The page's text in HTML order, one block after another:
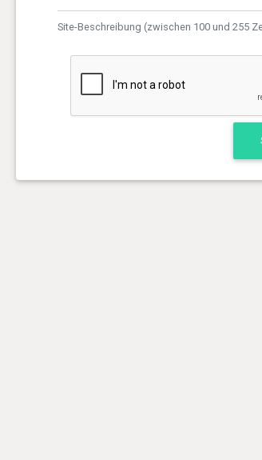
Site-Beschreibung (zwischen 100 und 255